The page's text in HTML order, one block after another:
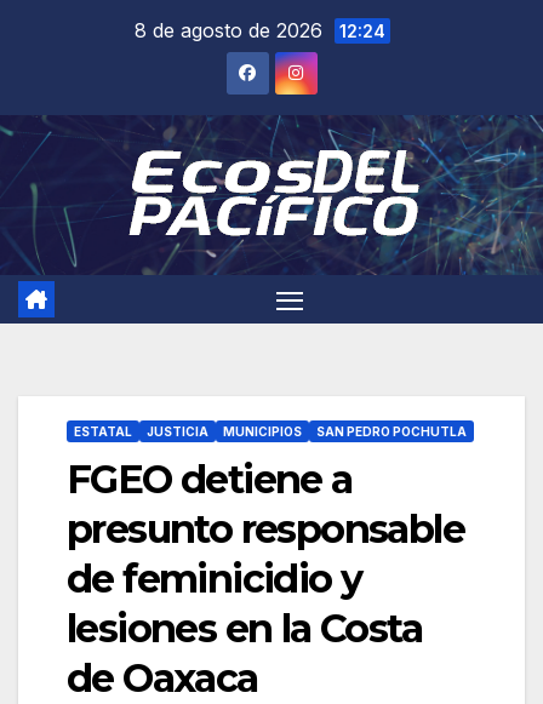
8 de agosto de 2026 12:24
ESTATAL JUSTICIA MUNICIPIOS SAN PEDRO POCHUTLA
FGEO detiene a
presunto responsable
de feminicidio y
lesiones en la Costa
de Oaxaca